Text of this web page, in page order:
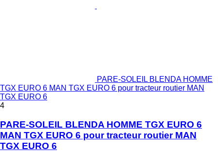
PARE-SOLEIL BLENDA HOMME
TGX EURO 6 MAN TGX EURO 6 pour tracteur routier MAN
TGX EURO 6
4
PARE-SOLEIL BLENDA HOMME TGX EURO 6
MAN TGX EURO 6 pour tracteur routier MAN
TGX EURO 6